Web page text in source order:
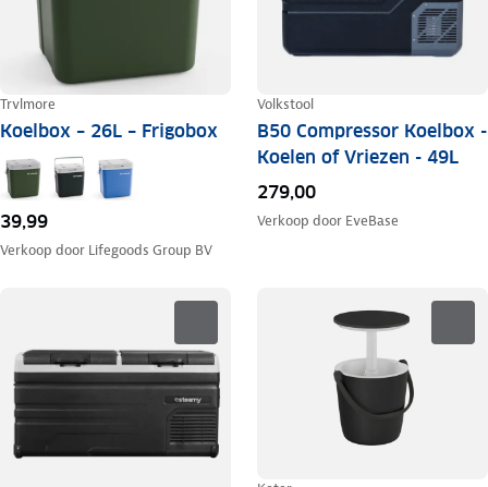
Trvlmore
Koelbox – 26L – Frigobox
39,99
Verkoop door Lifegoods Group BV
Volkstool
B50 Compressor Koelbox -
Koelen of Vriezen - 49L
279,00
Verkoop door EveBase